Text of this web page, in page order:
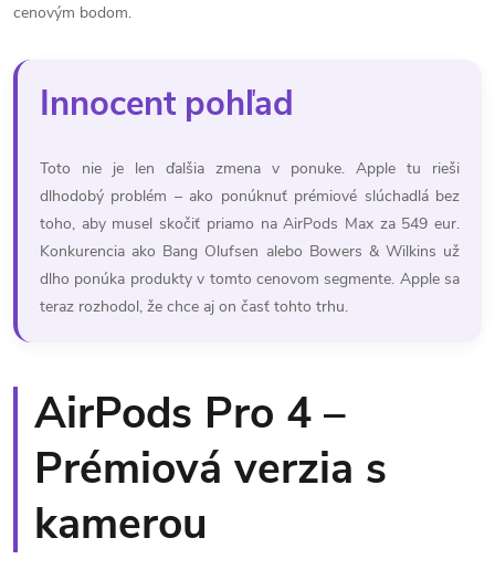
cenovým bodom.
Innocent pohľad
Toto nie je len ďalšia zmena v ponuke. Apple tu rieši
dlhodobý problém – ako ponúknuť prémiové slúchadlá bez
toho, aby musel skočiť priamo na AirPods Max za 549 eur.
Konkurencia ako Bang Olufsen alebo Bowers & Wilkins už
dlho ponúka produkty v tomto cenovom segmente. Apple sa
teraz rozhodol, že chce aj on časť tohto trhu.
AirPods Pro 4 –
Prémiová verzia s
kamerou